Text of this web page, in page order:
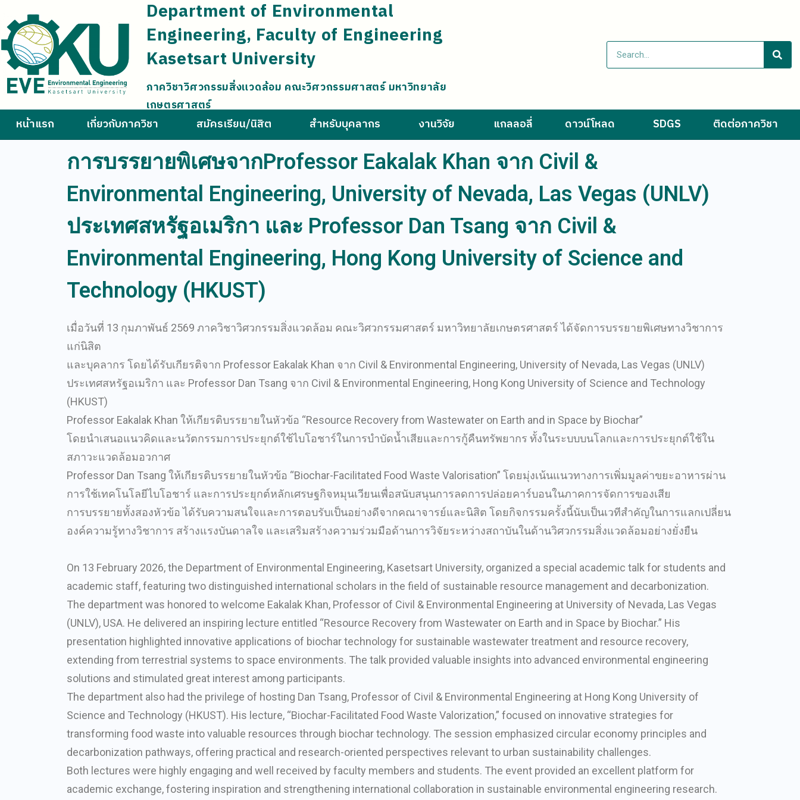
Department of Environmental
Engineering, Faculty of Engineering
Kasetsart University
ภาควิชาวิศวกรรมสิ่งแวดล้อม คณะวิศวกรรมศาสตร์ มหาวิทยาลัย
เกษตรศาสตร์
หน้าแรก เกี่ยวกับภาควิชา สมัครเรียน/นิสิต สำหรับบุคลากร งานวิจัย แกลลอลี่ ดาวน์โหลด SDGS ติดต่อภาควิชา
การบรรยายพิเศษจากProfessor Eakalak Khan จาก Civil &
Environmental Engineering, University of Nevada, Las Vegas (UNLV)
ประเทศสหรัฐอเมริกา และ Professor Dan Tsang จาก Civil &
Environmental Engineering, Hong Kong University of Science and
Technology (HKUST)
เมื่อวันที่ 13 กุมภาพันธ์ 2569 ภาควิชาวิศวกรรมสิ่งแวดล้อม คณะวิศวกรรมศาสตร์ มหาวิทยาลัยเกษตรศาสตร์ ได้จัดการบรรยายพิเศษทางวิชาการ
แก่นิสิต
และบุคลากร โดยได้รับเกียรติจาก Professor Eakalak Khan จาก Civil & Environmental Engineering, University of Nevada, Las Vegas (UNLV)
ประเทศสหรัฐอเมริกา และ Professor Dan Tsang จาก Civil & Environmental Engineering, Hong Kong University of Science and Technology
(HKUST)
Professor Eakalak Khan ให้เกียรติบรรยายในหัวข้อ “Resource Recovery from Wastewater on Earth and in Space by Biochar”
โดยนำเสนอแนวคิดและนวัตกรรมการประยุกต์ใช้ไบโอชาร์ในการบำบัดน้ำเสียและการกู้คืนทรัพยากร ทั้งในระบบบนโลกและการประยุกต์ใช้ใน
สภาวะแวดล้อมอวกาศ
Professor Dan Tsang ให้เกียรติบรรยายในหัวข้อ “Biochar-Facilitated Food Waste Valorisation” โดยมุ่งเน้นแนวทางการเพิ่มมูลค่าขยะอาหารผ่าน
การใช้เทคโนโลยีไบโอชาร์ และการประยุกต์หลักเศรษฐกิจหมุนเวียนเพื่อสนับสนุนการลดการปล่อยคาร์บอนในภาคการจัดการของเสีย
การบรรยายทั้งสองหัวข้อ ได้รับความสนใจและการตอบรับเป็นอย่างดีจากคณาจารย์และนิสิต โดยกิจกรรมครั้งนี้นับเป็นเวทีสำคัญในการแลกเปลี่ยน
องค์ความรู้ทางวิชาการ สร้างแรงบันดาลใจ และเสริมสร้างความร่วมมือด้านการวิจัยระหว่างสถาบันในด้านวิศวกรรมสิ่งแวดล้อมอย่างยั่งยืน
On 13 February 2026, the Department of Environmental Engineering, Kasetsart University, organized a special academic talk for students and
academic staff, featuring two distinguished international scholars in the field of sustainable resource management and decarbonization.
The department was honored to welcome Eakalak Khan, Professor of Civil & Environmental Engineering at University of Nevada, Las Vegas
(UNLV), USA. He delivered an inspiring lecture entitled “Resource Recovery from Wastewater on Earth and in Space by Biochar.” His
presentation highlighted innovative applications of biochar technology for sustainable wastewater treatment and resource recovery,
extending from terrestrial systems to space environments. The talk provided valuable insights into advanced environmental engineering
solutions and stimulated great interest among participants.
The department also had the privilege of hosting Dan Tsang, Professor of Civil & Environmental Engineering at Hong Kong University of
Science and Technology (HKUST). His lecture, “Biochar-Facilitated Food Waste Valorization,” focused on innovative strategies for
transforming food waste into valuable resources through biochar technology. The session emphasized circular economy principles and
decarbonization pathways, offering practical and research-oriented perspectives relevant to urban sustainability challenges.
Both lectures were highly engaging and well received by faculty members and students. The event provided an excellent platform for
academic exchange, fostering inspiration and strengthening international collaboration in sustainable environmental engineering research.